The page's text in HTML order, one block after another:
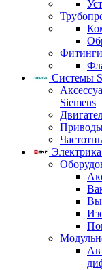
Системы
Siemens